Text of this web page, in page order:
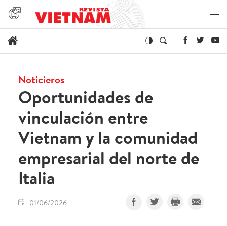
Noticieros
Oportunidades de
vinculación entre
Vietnam y la comunidad
empresarial del norte de
Italia
01/06/2026